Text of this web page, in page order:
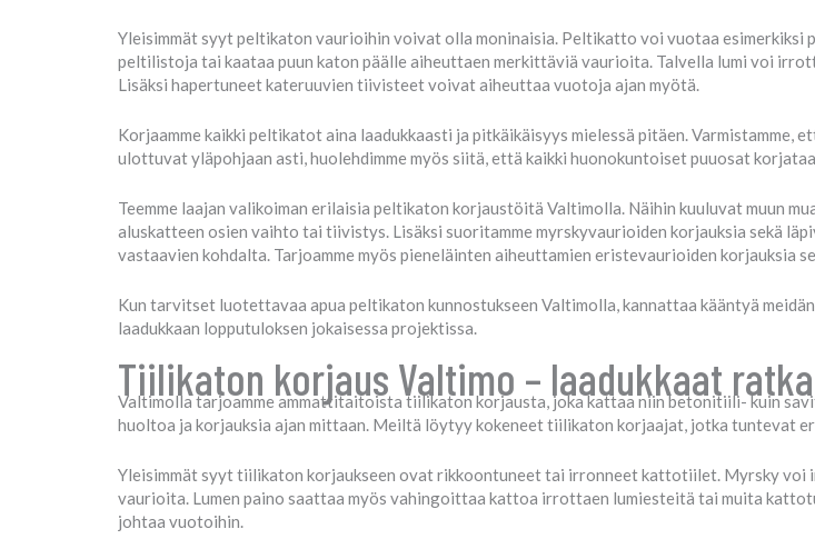
Yleisimmät syyt peltikaton vaurioihin voivat olla moninaisia. Peltikatto voi vuotaa
peltilistoja tai kaataa puun katon päälle aiheuttaen merkittäviä vaurioita. Talvella lumi voi
Lisäksi hapertuneet kateruuvien tiivisteet voivat aiheuttaa vuotoja ajan myötä.
Korjaamme kaikki peltikatot aina laadukkaasti ja pitkäikäisyys mielessä pitäen.
ulottuvat yläpohjaan asti, huolehdimme myös siitä, että kaikki huonokuntoiset puuosat
Teemme laajan valikoiman erilaisia peltikaton korjaustöitä Valtimolla. Näihin kuuluvat muun
aluskatteen osien vaihto tai tiivistys. Lisäksi suoritamme myrskyvaurioiden korjauksia sekä
vastaavien kohdalta. Tarjoamme myös pieneläinten aiheuttamien eristevaurioiden korjauksia
Kun tarvitset luotettavaa apua peltikaton kunnostukseen Valtimolla, kannattaa kääntyä
laadukkaan lopputuloksen jokaisessa projektissa.
Tiilikaton korjaus Valtimo – laadukkaat
Valtimolla tarjoamme ammattitaitoista tiilikaton korjausta, joka kattaa niin betonitiili- kuin
huoltoa ja korjauksia ajan mittaan. Meiltä löytyy kokeneet tiilikaton korjaajat, jotka tuntevat
Yleisimmät syyt tiilikaton korjaukseen ovat rikkoontuneet tai irronneet kattotiilet. Myrsky
vaurioita. Lumen paino saattaa myös vahingoittaa kattoa irrottaen lumiesteitä tai muita
johtaa vuotoihin.